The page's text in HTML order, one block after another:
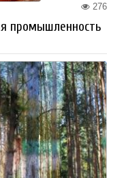
276
промышленность